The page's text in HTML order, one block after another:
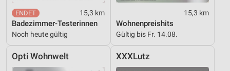
15,3 km
Badezimmer-Testerinnen
Noch heute gültig
15,3 km
Wohnenpreishits
Gültig bis Fr. 14.08.
Opti Wohnwelt XXXLutz